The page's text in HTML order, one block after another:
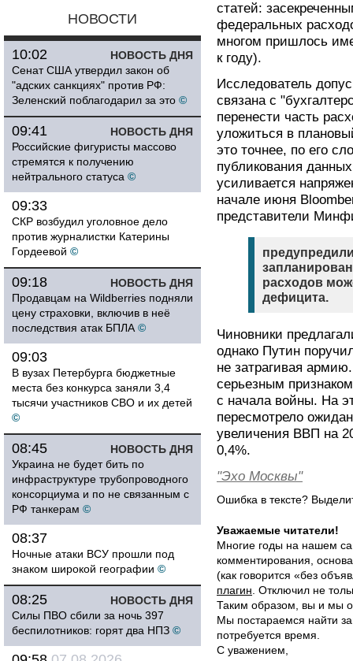
НОВОСТИ
НОВОСТЬ ДНЯ
10:02
Сенат США утвердил закон об
"адских санкциях" против РФ:
Зеленский поблагодарил за это ©
НОВОСТЬ ДНЯ
09:41
Российские фигуристы массово
стремятся к получению
нейтрального статуса ©
09:33
СКР возбудил уголовное дело
против журналистки Катерины
Гордеевой ©
НОВОСТЬ ДНЯ
09:18
Продавцам на Wildberries подняли
цену страховки, включив в неё
последствия атак БПЛА ©
09:03
В вузах Петербурга бюджетные
места без конкурса заняли 3,4
тысячи участников СВО и их детей
©
НОВОСТЬ ДНЯ
08:45
Украина не будет бить по
инфраструктуре трубопроводного
консорциума и по не связанным с
РФ танкерам ©
08:37
Ночные атаки ВСУ прошли под
знаком широкой географии ©
НОВОСТЬ ДНЯ
08:25
Силы ПВО сбили за ночь 397
беспилотников: горят два НПЗ ©
статей:
федеральных
многом пришлось
к году).
Исследователь
связана с
перенести часть
уложиться в
это точнее, по его
публикования
усиливается
начале июня
представители
расходов
дефицита.
Чиновники
однако Путин
не затрагивая
серьезным
с начала войны. На
пересмотрело
увеличения ВВП на
0,4%.
"Эхо Москвы"
Ошибка в тексте?
Уважаемые читатели!
Многие годы на нашем
комментирования,
(как говорится «без
плагин . Отключил не
Таким образом, вы и мы
Мы постараемся найти
потребуется время.
С уважением,